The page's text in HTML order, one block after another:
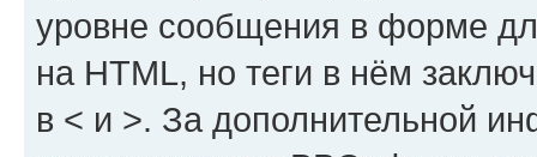
уровне сообщения в форме
на HTML, но теги в нём
в < и >. За дополнительной